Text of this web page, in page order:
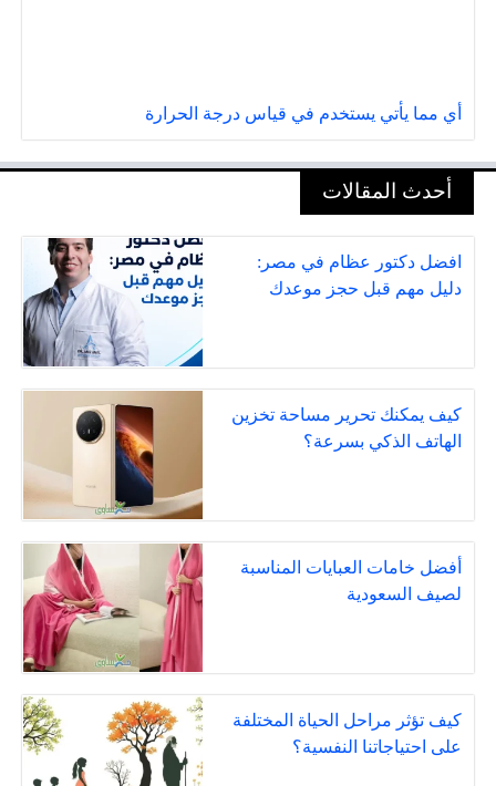
أي مما يأتي يستخدم في قياس درجة الحرارة
أحدث المقالات
افضل دكتور عظام في مصر:
دليل مهم قبل حجز موعدك
كيف يمكنك تحرير مساحة تخزين
الهاتف الذكي بسرعة؟
أفضل خامات العبايات المناسبة
لصيف السعودية
كيف تؤثر مراحل الحياة المختلفة
على احتياجاتنا النفسية؟